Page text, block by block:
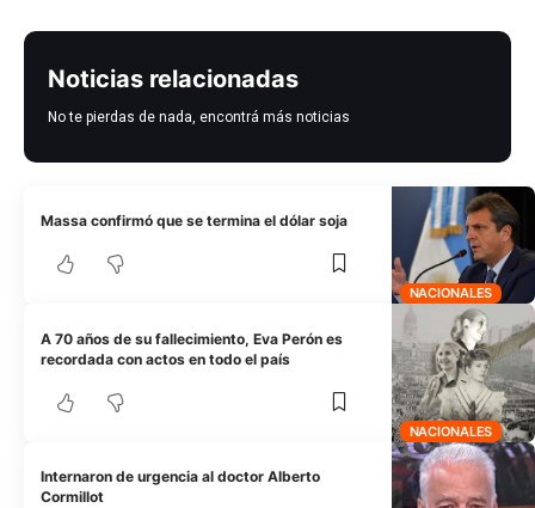
Noticias relacionadas
No te pierdas de nada, encontrá más noticias
NACIONALES
Massa confirmó que se termina el dólar soja
NACIONALES
A 70 años de su fallecimiento, Eva Perón es
recordada con actos en todo el país
Internaron de urgencia al doctor Alberto
Cormillot